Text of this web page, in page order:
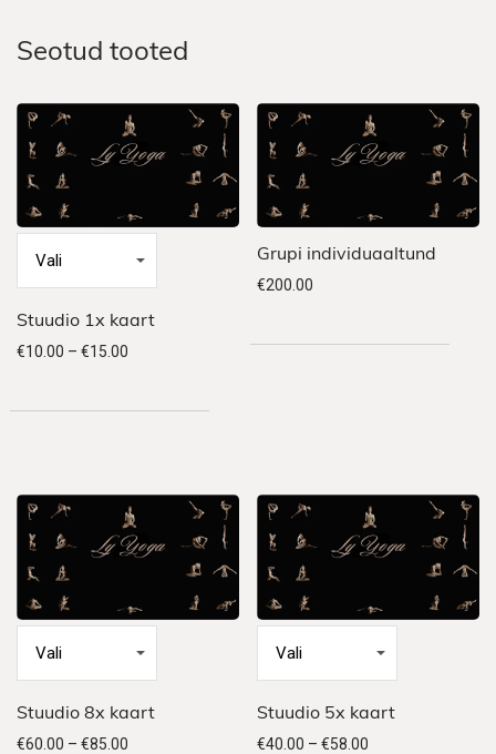
Seotud tooted
Sellel
tootel
mitu
saab
teha
tootelehel.
Stuudio 1x kaart
€10.00 – €15.00 Hinnavahemik: €10.00 kuni €15.00
Grupi individuaaltund
€200.00
Sellel
tootel
Stuudio 8x kaart
€60.00 – €85.00 Hinnavahemik: €60.00 kuni €85.00
Sellel
tootel
Stuudio 5x kaart
€40.00 – €58.00